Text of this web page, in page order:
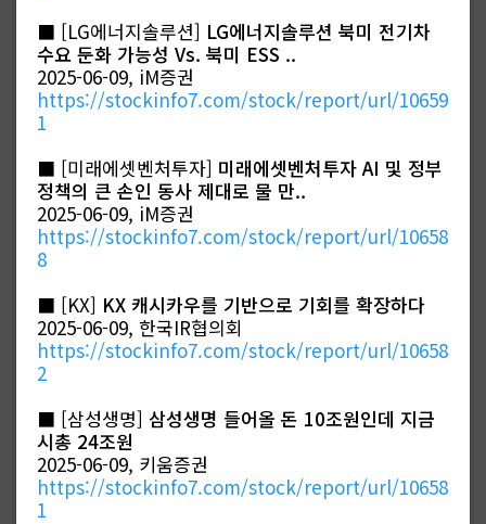
■ [LG에너지솔루션] LG에너지솔루션 북미 전기차
수요 둔화 가능성 Vs. 북미 ESS ..
2025-06-09, iM증권
https://stockinfo7.com/stock/report/url/10659
1
■ [미래에셋벤처투자] 미래에셋벤처투자 AI 및 정부
정책의 큰 손인 동사 제대로 물 만..
2025-06-09, iM증권
https://stockinfo7.com/stock/report/url/10658
8
■ [KX] KX 캐시카우를 기반으로 기회를 확장하다
2025-06-09, 한국IR협의회
https://stockinfo7.com/stock/report/url/10658
2
■ [삼성생명] 삼성생명 들어올 돈 10조원인데 지금
시총 24조원
2025-06-09, 키움증권
https://stockinfo7.com/stock/report/url/10658
1